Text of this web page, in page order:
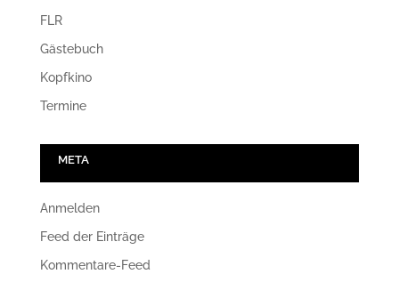
FLR
Gästebuch
Kopfkino
Termine
META
Anmelden
Feed der Einträge
Kommentare-Feed